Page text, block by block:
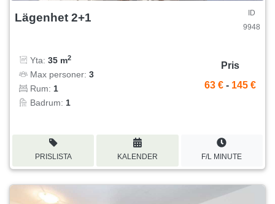
Lägenhet 2+1
ID
9948
Yta: 35 m2
Max personer: 3
Rum: 1
Badrum: 1
Pris
63 € - 145 €
PRISLISTA KALENDER F/L MINUTE